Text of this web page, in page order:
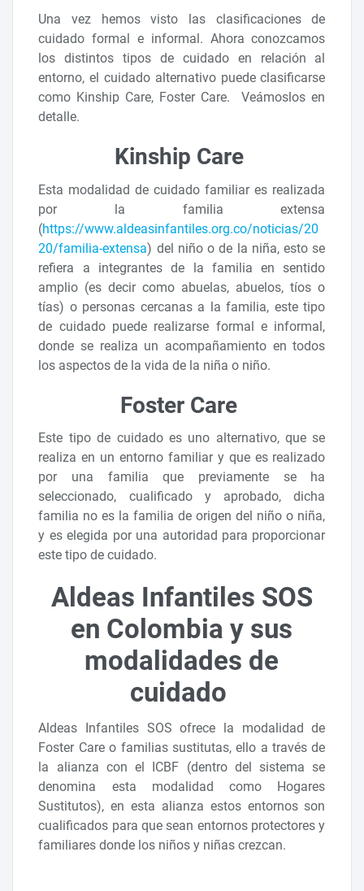
Una vez hemos visto las clasificaciones de
cuidado formal e informal. Ahora conozcamos
los distintos tipos de cuidado en relación al
entorno, el cuidado alternativo puede clasificarse
como Kinship Care, Foster Care. Veámoslos en
detalle.
Kinship Care
Esta modalidad de cuidado familiar es realizada
por la familia extensa
(https://www.aldeasinfantiles.org.co/noticias/20
20/familia-extensa) del niño o de la niña, esto se
refiera a integrantes de la familia en sentido
amplio (es decir como abuelas, abuelos, tíos o
tías) o personas cercanas a la familia, este tipo
de cuidado puede realizarse formal e informal,
donde se realiza un acompañamiento en todos
los aspectos de la vida de la niña o niño.
Foster Care
Este tipo de cuidado es uno alternativo, que se
realiza en un entorno familiar y que es realizado
por una familia que previamente se ha
seleccionado, cualificado y aprobado, dicha
familia no es la familia de origen del niño o niña,
y es elegida por una autoridad para proporcionar
este tipo de cuidado.
Aldeas Infantiles SOS
en Colombia y sus
modalidades de
cuidado
Aldeas Infantiles SOS ofrece la modalidad de
Foster Care o familias sustitutas, ello a través de
la alianza con el ICBF (dentro del sistema se
denomina esta modalidad como Hogares
Sustitutos), en esta alianza estos entornos son
cualificados para que sean entornos protectores y
familiares donde los niños y niñas crezcan.